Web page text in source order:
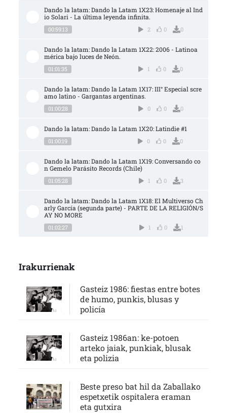
Dando la latam: Dando la Latam 1X23: Homenaje al Ind
io Solari - La última leyenda infinita.
00:59:13 2 0 0
Dando la latam: Dando la Latam 1X22: 2006 - Latinoa
mérica bajo luces de Neón.
01:01:35 1 0 0
Dando la latam: Dando la Latam 1X17: III° Especial scre
amo latino - Gargantas argentinas.
01:00:28 0 0 0
Dando la latam: Dando la Latam 1X20: Latindie #1
01:00:19 0 0 0
Dando la latam: Dando la Latam 1X19: Conversando co
n Gemelo Parásito Records (Chile)
01:05:28 1 0 3
Dando la latam: Dando la Latam 1X18: El Multiverso Ch
arly García (segunda parte) - PARTE DE LA RELIGIÓN/S
AY NO MORE
01:02:27 1 0 1
Irakurrienak
Gasteiz 1986: fiestas entre botes
de humo, punkis, blusas y
policía
Gasteiz 1986an: ke-potoen
arteko jaiak, punkiak, blusak
eta polizia
Beste preso bat hil da Zaballako
espetxetik ospitalera eraman
eta gutxira